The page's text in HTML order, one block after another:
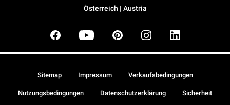
Österreich | Austria
Sitemap Impressum Verkaufsbedingungen
Nutzungsbedingungen Datenschutzerklärung Sicherheit